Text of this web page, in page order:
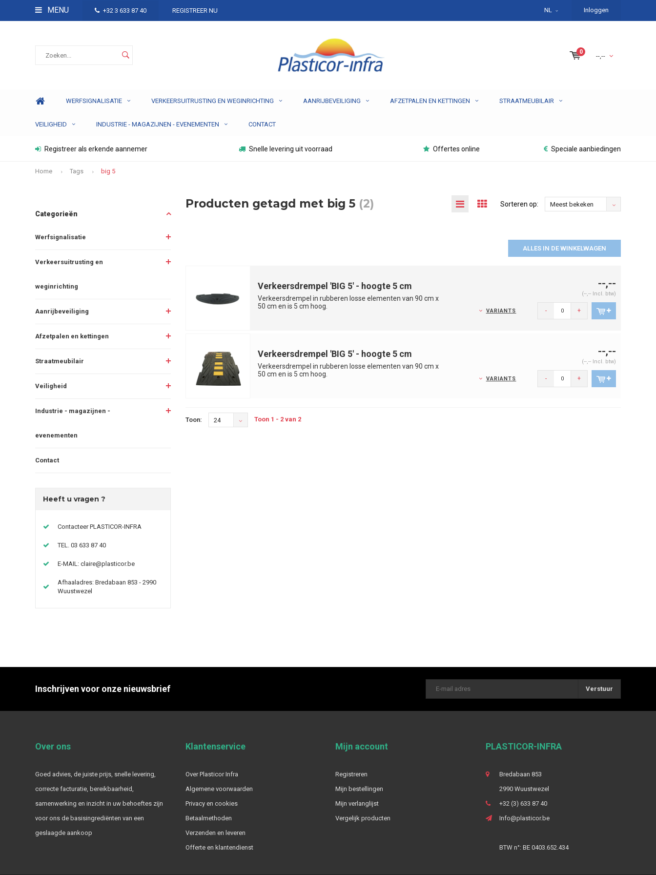
MENU +32 3 633 87 40 REGISTREER NU NL Inloggen
0
--,--
WERFSIGNALISATIE VERKEERSUITRUSTING EN WEGINRICHTING AANRIJBEVEILIGING AFZETPALEN EN KETTINGEN STRAATMEUBILAIR
VEILIGHEID INDUSTRIE - MAGAZIJNEN - EVENEMENTEN CONTACT
Registreer als erkende aannemer Snelle levering uit voorraad Offertes online Speciale aanbiedingen
Home Tags big 5
Categorieën
Werfsignalisatie
Verkeersuitrusting en
weginrichting
Aanrijbeveiliging
Afzetpalen en kettingen
Straatmeubilair
Veiligheid
Industrie - magazijnen -
evenementen
Contact
Heeft u vragen ?
Contacteer PLASTICOR-INFRA
TEL. 03 633 87 40
E-MAIL: claire@plasticor.be
Afhaaladres: Bredabaan 853 - 2990
Wuustwezel
Producten getagd met big 5 (2) Sorteren op: Meest bekeken
ALLES IN DE WINKELWAGEN
Verkeersdrempel 'BIG 5' - hoogte 5 cm
Verkeersdrempel in rubberen losse elementen van 90 cm x
50 cm en is 5 cm hoog.
--,--
(--,-- Incl. btw)
VARIANTS - +
Verkeersdrempel 'BIG 5' - hoogte 5 cm
Verkeersdrempel in rubberen losse elementen van 90 cm x
50 cm en is 5 cm hoog.
--,--
(--,-- Incl. btw)
VARIANTS - +
Toon: 24 Toon 1 - 2 van 2
Inschrijven voor onze nieuwsbrief Verstuur
Over ons
Goed advies, de juiste prijs, snelle levering,
correcte facturatie, bereikbaarheid,
samenwerking en inzicht in uw behoeftes zijn
voor ons de basisingrediënten van een
geslaagde aankoop
Klantenservice
Over Plasticor Infra
Algemene voorwaarden
Privacy en cookies
Betaalmethoden
Verzenden en leveren
Offerte en klantendienst
Mijn account
Registreren
Mijn bestellingen
Mijn verlanglijst
Vergelijk producten
PLASTICOR-INFRA
Bredabaan 853
2990 Wuustwezel
+32 (3) 633 87 40
Info@plasticor.be
BTW n°: BE 0403.652.434